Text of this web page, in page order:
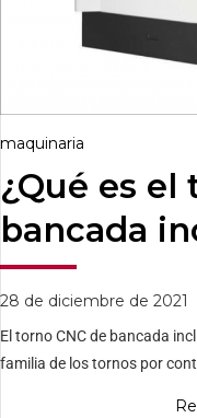
maquinaria
¿Qué es el
bancada
28 de diciembre de 2021
El torno CNC de bancada
familia de los tornos por